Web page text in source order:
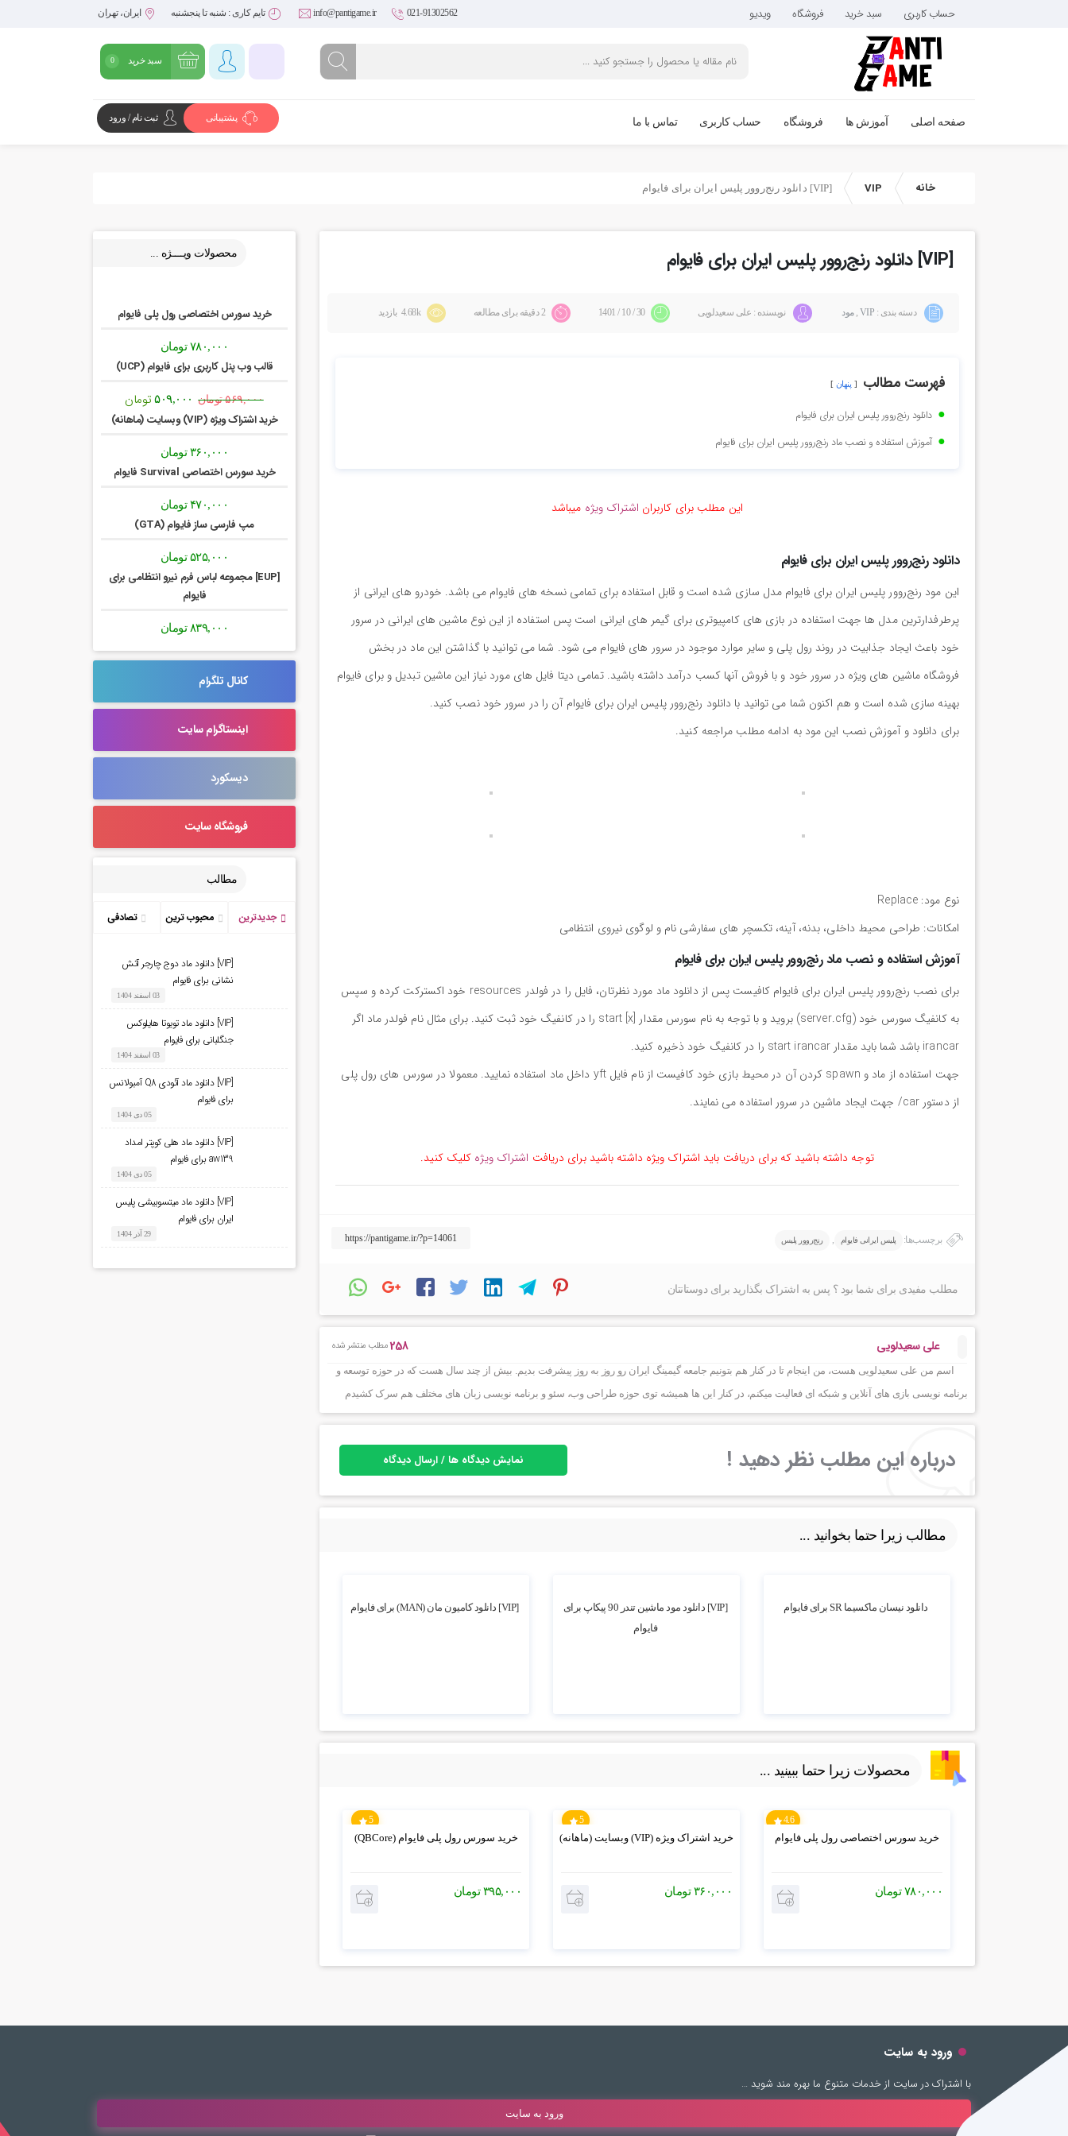
حساب کاربری سبد خرید فروشگاه ویدیو 021-91302562
info@pantigame.ir تایم کاری : شنبه تا پنجشنبه ایران، تهران
سبد خرید 0
صفحه اصلی آموزش ها فروشگاه حساب کاربری تماس با ما پشتیبانی ثبت نام / ورود
خانه VIP [VIP] دانلود رنج‌روور پلیس ایران برای فایوام
[VIP] دانلود رنج‌روور پلیس ایران برای فایوام
دسته بندی : VIP
,مود نویسنده : علی سعیدلویی 30 / 10 / 1401 4.68k بازدید
فهرست مطالب پنهان
دانلود رنج‌روور پلیس ایران برای فایوام
آموزش استفاده و نصب ماد رنج‌روور پلیس ایران برای فایوام
این مطلب برای کاربران اشتراک ویژه میباشد
دانلود رنج‌روور پلیس ایران برای فایوام
این مود رنج‌روور پلیس ایران برای فایوام مدل سازی شده است و قابل استفاده برای تمامی نسخه های فایوام می باشد. خودرو های ایرانی از
پرطرفدارترین مدل ها جهت استفاده در بازی های کامپیوتری برای گیمر های ایرانی است پس استفاده از این نوع ماشین های ایرانی در سرور
خود باعث ایجاد جذابیت در روند رول پلی و سایر موارد موجود در سرور های فایوام می شود. شما می توانید با گذاشتن این ماد در بخش
فروشگاه ماشین های ویژه در سرور خود و با فروش آنها کسب درآمد داشته باشید. تمامی دیتا فایل های مورد نیاز این ماشین تبدیل و برای فایوام
بهینه سازی شده است و هم اکنون شما می توانید با دانلود رنج‌روور پلیس ایران برای فایوام آن را در سرور خود نصب کنید.
برای دانلود و آموزش نصب این مود به ادامه مطلب مراجعه کنید.
نوع مود: Replace
امکانات: طراحی محیط داخلی، بدنه، آینه، تکسچر های سفارشی نام و لوگوی نیروی انتظامی
آموزش استفاده و نصب ماد رنج‌روور پلیس ایران برای فایوام
برای نصب رنج‌روور پلیس ایران برای فایوام کافیست پس از دانلود ماد مورد نظرتان، فایل را در فولدر resources خود اکسترکت کرده و سپس
به کانفیگ سورس خود (server.cfg) بروید و با توجه به نام سورس مقدار start [x] را در کانفیگ خود ثبت کنید. برای مثال نام فولدر ماد اگر
irancar باشد شما باید مقدار start irancar را در کانفیگ خود ذخیره کنید.
جهت استفاده از ماد و spawn کردن آن در محیط بازی خود کافیست از نام فایل yft داخل ماد استفاده نمایید. معمولا در سورس های رول پلی
از دستور car/ جهت ایجاد ماشین در سرور استفاده می نمایند.
توجه داشته باشید که برای دریافت باید اشتراک ویژه داشته باشید برای دریافت اشتراک ویژه کلیک کنید.
برچسب‌ها: پلیس ایرانی فایوام رنج‌روور پلیس
مطلب مفیدی برای شما بود ؟ پس به اشتراک بگذارید برای دوستانتان
علی سعیدلویی 258مطلب منتشر شده
اسم من علی سعیدلویی هست، من اینجام تا در کنار هم بتونیم جامعه گیمینگ ایران رو روز به روز پیشرفت بدیم. بیش از چند سال هست که در حوزه توسعه و
برنامه نویسی بازی های آنلاین و شبکه ای فعالیت میکنم، در کنار این ها همیشه توی حوزه طراحی وب، سئو و برنامه نویسی زبان های مختلف هم سرک کشیدم
درباره این مطلب نظر دهید ! نمایش دیدگاه ها / ارسال دیدگاه
مطالب زیرا حتما بخوانید ...
دانلود نیسان ماکسیما SR برای فایوام
[VIP] دانلود مود ماشین تندر 90 پیکاپ برای
فایوام
[VIP] دانلود کامیون مان (MAN) برای فایوام
محصولات زیرا حتما ببینید ...
4.6
خرید سورس اختصاصی رول پلی فایوام
۷۸۰,۰۰۰ تومان
5
خرید اشتراک ویژه (VIP) وبسایت (ماهانه)
۳۶۰,۰۰۰ تومان
5
خرید سورس رول پلی فایوام (QBCore)
۳۹۵,۰۰۰ تومان
محصولات ویــــژه ...
خرید سورس اختصاصی رول پلی فایوام
۷۸۰,۰۰۰ تومان
قالب وب پنل کاربری برای فایوام (UCP)
۵۶۹,۰۰۰ تومان
قیمت
۵۶۹,۰۰۰ تومان
۵۰۹,۰۰۰ تومان
۵۰۹,۰۰۰ تومان.
خرید اشتراک ویژه (VIP) وبسایت (ماهانه)
۳۶۰,۰۰۰ تومان
خرید سورس اختصاصی Survival فایوام
۴۷۰,۰۰۰ تومان
مپ فارسی ساز فایوام (GTA)
۵۲۵,۰۰۰ تومان
[EUP] مجموعه لباس فرم نیرو انتظامی برای
فایوام
۸۳۹,۰۰۰ تومان
کانال تلگرام
اینستاگرام سایت
دیسکورد
فروشگاه سایت
مطالب
جدیدترین محبوب ترین تصادفی
[VIP] دانلود ماد دوج چارجر آتش
نشانی برای فایوام
03 اسفند 1404
[VIP] دانلود ماد تویوتا هایلوکس
جنگلبانی برای فایوام
03 اسفند 1404
[VIP] دانلود ماد آئودی Q8 آمبولانس
برای فایوام
05 دی 1404
[VIP] دانلود ماد هلی کوپتر امداد
aw139 برای فایوام
05 دی 1404
[VIP] دانلود ماد میتسوبیشی پلیس
ایران برای فایوام
29 آذر 1404
ورود به سایت
با اشتراک در سایت از خدمات متنوع ما بهره مند شوید …
ورود به سایت